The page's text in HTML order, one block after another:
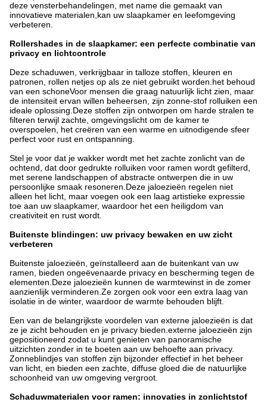
deze vensterbehandelingen, met name die gemaakt van
innovatieve materialen,kan uw slaapkamer en leefomgeving
verbeteren.
Rollershades in de slaapkamer: een perfecte combinatie van
privacy en lichtcontrole
Deze schaduwen, verkrijgbaar in talloze stoffen, kleuren en
patronen, rollen netjes op als ze niet gebruikt worden.het behoud
van een schoneVoor mensen die graag natuurlijk licht zien, maar
de intensiteit ervan willen beheersen, zijn zonne-stof rolluiken een
ideale oplossing.Deze stoffen zijn ontworpen om harde stralen te
filteren terwijl zachte, omgevingslicht om de kamer te
overspoelen, het creëren van een warme en uitnodigende sfeer
perfect voor rust en ontspanning.
Stel je voor dat je wakker wordt met het zachte zonlicht van de
ochtend, dat door gedrukte rolluiken voor ramen wordt gefilterd,
met serene landschappen of abstracte ontwerpen die in uw
persoonlijke smaak resoneren.Deze jaloezieën regelen niet
alleen het licht, maar voegen ook een laag artistieke expressie
toe aan uw slaapkamer, waardoor het een heiligdom van
creativiteit en rust wordt.
Buitenste blindingen: uw privacy bewaken en uw zicht
verbeteren
Buitenste jaloezieën, geïnstalleerd aan de buitenkant van uw
ramen, bieden ongeëvenaarde privacy en bescherming tegen de
elementen.Deze jaloezieën kunnen de warmtewinst in de zomer
aanzienlijk verminderen.Ze zorgen ook voor een extra laag van
isolatie in de winter, waardoor de warmte behouden blijft.
Een van de belangrijkste voordelen van externe jaloezieën is dat
ze je zicht behouden en je privacy bieden.externe jaloezieën zijn
gepositioneerd zodat u kunt genieten van panoramische
uitzichten zonder in te boeten aan uw behoefte aan privacy.
Zonneblindjes van stoffen zijn bijzonder effectief in het beheer
van licht, en bieden een zachte, diffuse gloed die de natuurlijke
schoonheid van uw omgeving vergroot.
Schaduwmaterialen voor ramen: innovaties in zonlichtstof